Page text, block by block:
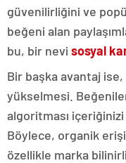
güvenilirliğini ve
beğeni alan
bu, bir nevi sosyal
Bir başka avantaj ise,
yükselmesi.
algoritması
Böylece, organik
özellikle marka